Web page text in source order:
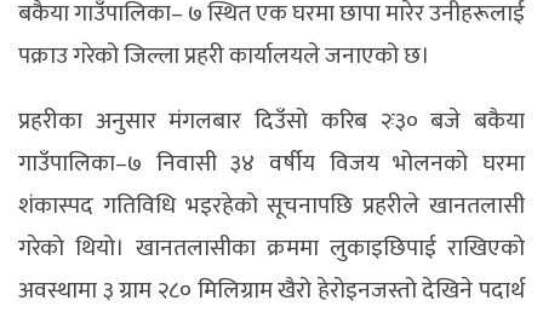
बकैया गाउँपालिका– ७ स्थित एक घरमा छापा मारेर उनीहरूलाई
पक्राउ गरेको जिल्ला प्रहरी कार्यालयले जनाएको छ।
प्रहरीका अनुसार मंगलबार दिउँसो करिब २ः३० बजे बकैया
गाउँपालिका–७ निवासी ३४ वर्षीय विजय भोलनको घरमा
शंकास्पद गतिविधि भइरहेको सूचनापछि प्रहरीले खानतलासी
गरेको थियो। खानतलासीका क्रममा लुकाइछिपाई राखिएको
अवस्थामा ३ ग्राम २८० मिलिग्राम खैरो हेरोइनजस्तो देखिने पदार्थ